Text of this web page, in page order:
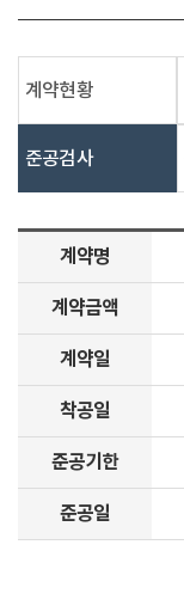
계약현황
준공검사
계약명
계약금액
계약일
착공일
준공기한
준공일